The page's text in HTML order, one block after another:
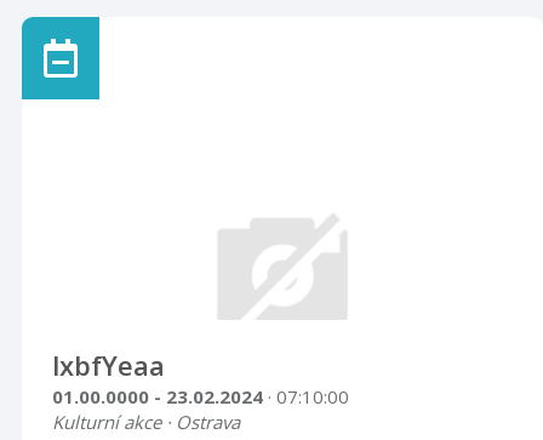
lxbfYeaa
01.00.0000 - 23.02.2024 · 07:10:00
Kulturní akce · Ostrava